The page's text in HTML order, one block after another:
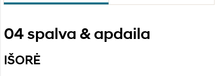
04spalva & apdaila
IŠORĖ